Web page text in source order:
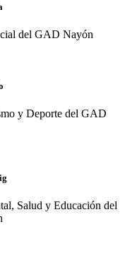
del GAD Nayón
y Deporte del GAD
Salud y Educación del